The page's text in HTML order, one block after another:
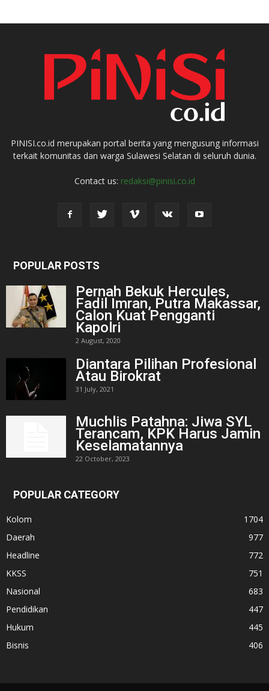
PINISI.co.id merupakan portal berita yang mengusung informasi
terkait komunitas dan warga Sulawesi Selatan di seluruh dunia.
Contact us: redaksi@pinisi.co.id
POPULAR POSTS
Pernah Bekuk Hercules,
Fadil Imran, Putra Makassar,
Calon Kuat Pengganti
Kapolri
2 August, 2020
Diantara Pilihan Profesional
Atau Birokrat
31 July, 2021
Muchlis Patahna: Jiwa SYL
Terancam, KPK Harus Jamin
Keselamatannya
22 October, 2023
POPULAR CATEGORY
Kolom
1704
Daerah
977
Headline
772
KKSS
751
Nasional
683
Pendidikan
447
Hukum
445
Bisnis
406